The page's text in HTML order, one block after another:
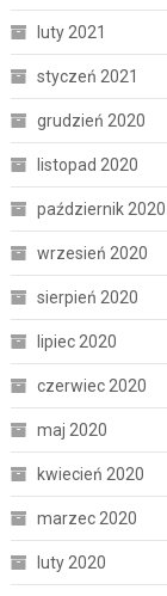
luty 2021
styczeń 2021
grudzień 2020
listopad 2020
październik 2020
wrzesień 2020
sierpień 2020
lipiec 2020
czerwiec 2020
maj 2020
kwiecień 2020
marzec 2020
luty 2020